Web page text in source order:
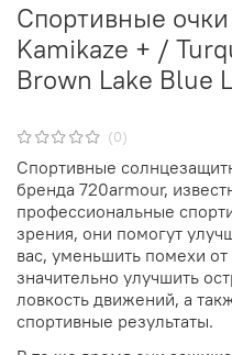
(0)
Спортивные
Kamikaze + /
Brown Lake Blue
Спортивные
бренда 720armour,
профессиональные
зрения, они помогут
вас, уменьшить помехи
значительно улучшить
ловкость движений, а
спортивные результаты.